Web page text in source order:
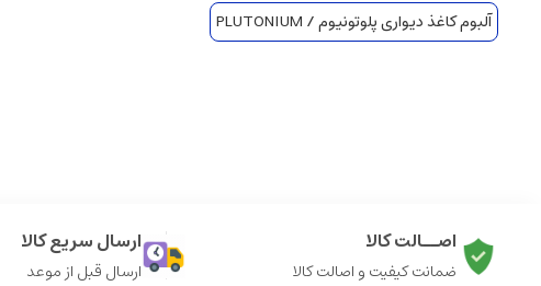
آلبوم کاغذ دیواری پلوتونیوم / PLUTONIUM
اصــالت کالا
ضمانت کیفیت و اصالت کالا
ارسال سریع کالا
ارسال قبل از موعد